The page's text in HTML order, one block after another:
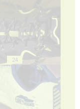
24